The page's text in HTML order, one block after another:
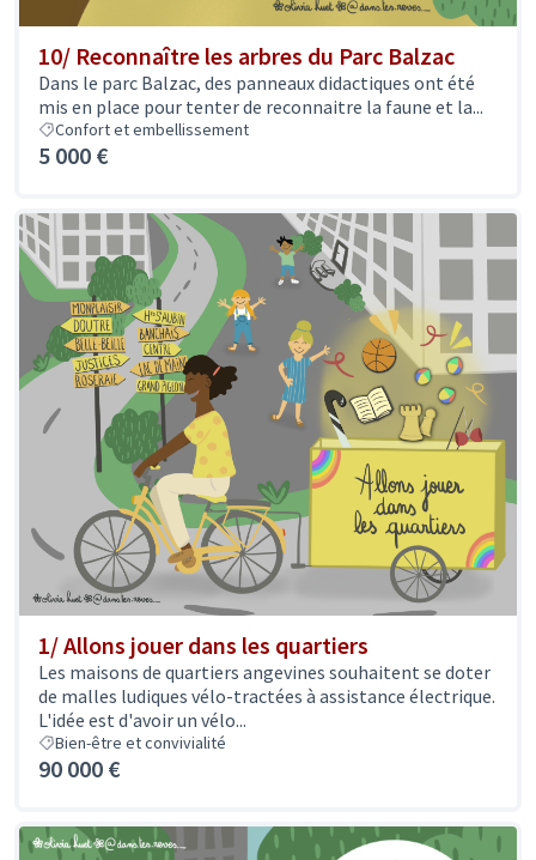
10/ Reconnaître les arbres du Parc Balzac
Dans le parc Balzac, des panneaux didactiques ont été
mis en place pour tenter de reconnaitre la faune et la...
Confort et embellissement
5 000 €
1/ Allons jouer dans les quartiers
Les maisons de quartiers angevines souhaitent se doter
de malles ludiques vélo-tractées à assistance électrique.
L'idée est d'avoir un vélo...
Bien-être et convivialité
90 000 €